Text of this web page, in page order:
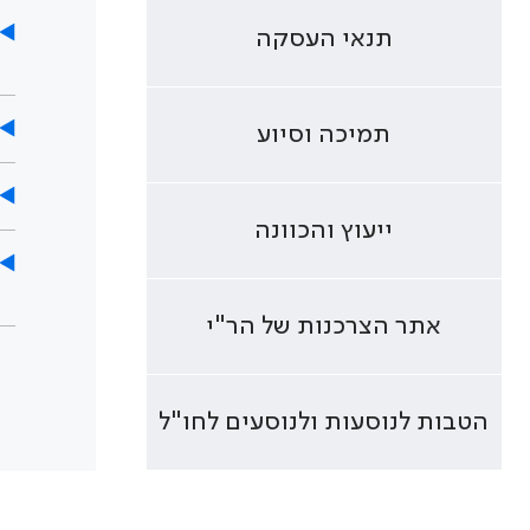
תנאי העסקה
תמיכה וסיוע
ייעוץ והכוונה
אתר הצרכנות של הר"י
הטבות לנוסעות ולנוסעים לחו"ל